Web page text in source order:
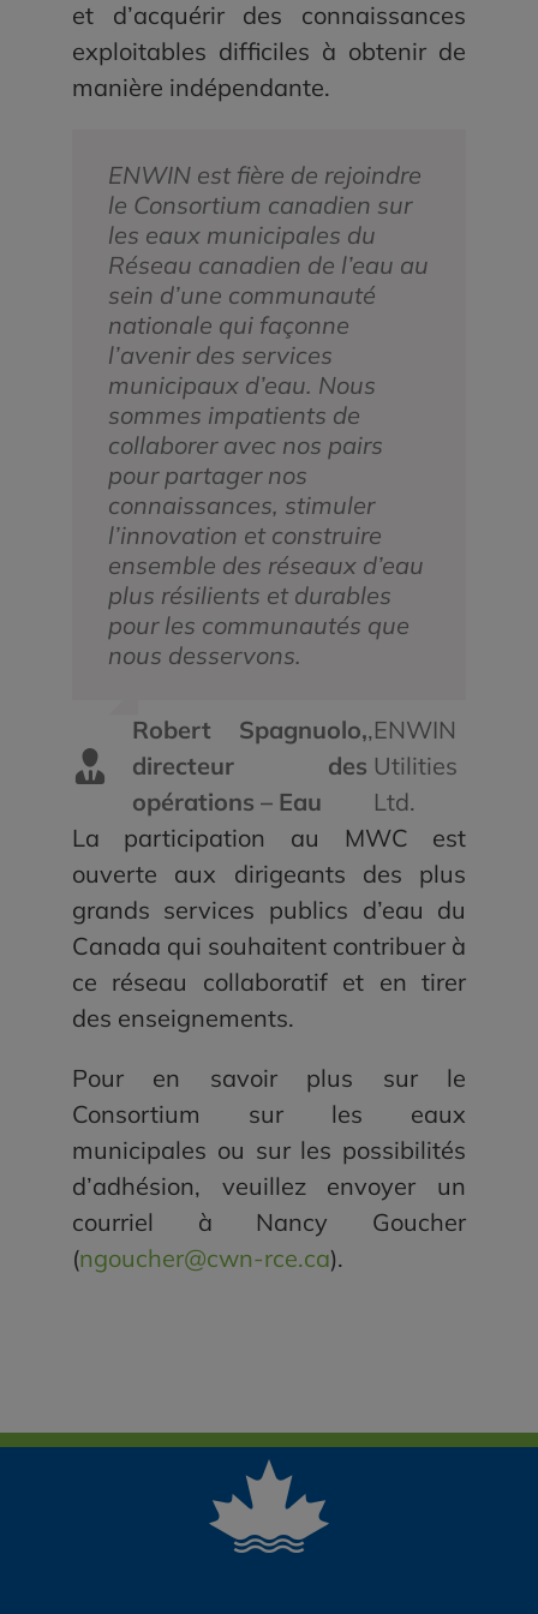
et d’acquérir des connaissances
exploitables difficiles à obtenir de
manière indépendante.
ENWIN est fière de rejoindre
le Consortium canadien sur
les eaux municipales du
Réseau canadien de l’eau au
sein d’une communauté
nationale qui façonne
l’avenir des services
municipaux d’eau. Nous
sommes impatients de
collaborer avec nos pairs
pour partager nos
connaissances, stimuler
l’innovation et construire
ensemble des réseaux d’eau
plus résilients et durables
pour les communautés que
nous desservons.
Robert Spagnuolo,
directeur des
opérations – Eau
,ENWIN
Utilities
Ltd.
La participation au MWC est
ouverte aux dirigeants des plus
grands services publics d’eau du
Canada qui souhaitent contribuer à
ce réseau collaboratif et en tirer
des enseignements.
Pour en savoir plus sur le
Consortium sur les eaux
municipales ou sur les possibilités
d’adhésion, veuillez envoyer un
courriel à Nancy Goucher
(ngoucher@cwn-rce.ca).